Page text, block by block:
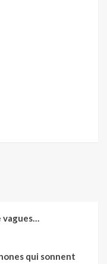
vagues…
qui sonnent